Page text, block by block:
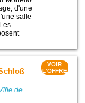
d'une
salle
de
VOIR
L'OFFRE